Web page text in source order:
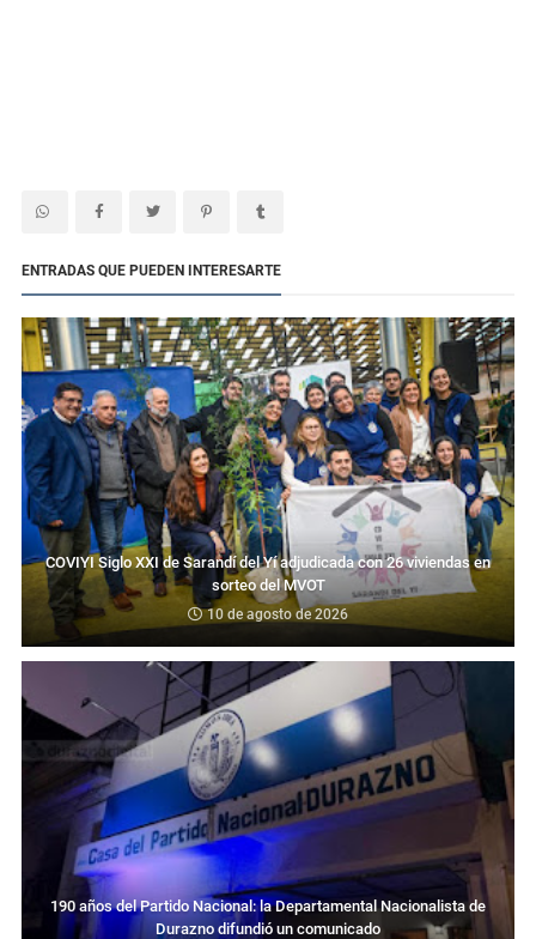
ENTRADAS QUE PUEDEN INTERESARTE
COVIYI Siglo XXI de Sarandí del Yí adjudicada con 26 viviendas en
sorteo del MVOT
10 de agosto de 2026
190 años del Partido Nacional: la Departamental Nacionalista de
Durazno difundió un comunicado